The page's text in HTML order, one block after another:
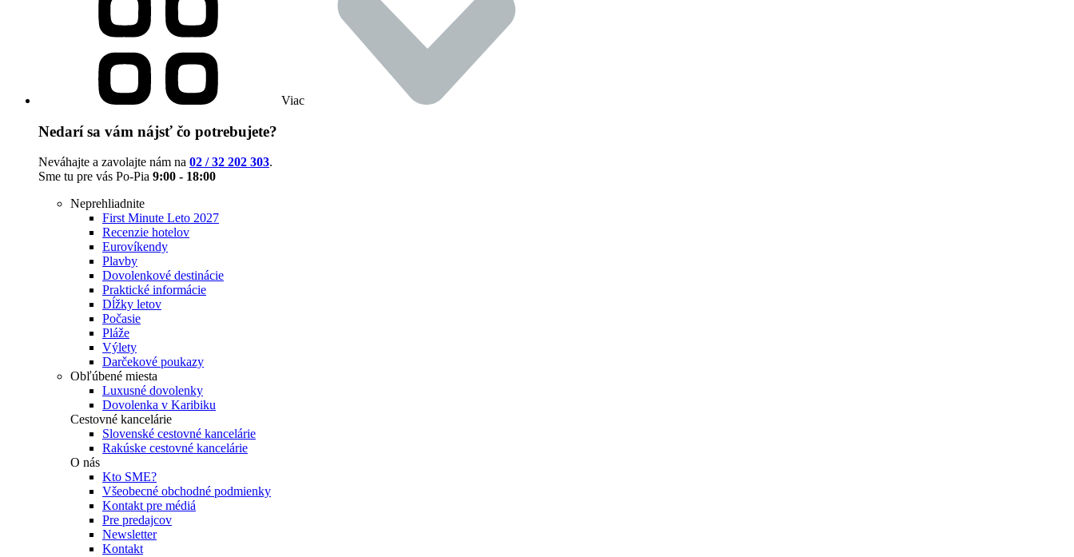
Viac
Nedarí sa vám nájsť čo potrebujete?
Neváhajte a zavolajte nám na 02 / 32 202 303.
Sme tu pre vás Po-Pia 9:00 - 18:00
Neprehliadnite
First Minute Leto 2027
Recenzie hotelov
Eurovíkendy
Plavby
Dovolenkové destinácie
Praktické informácie
Dĺžky letov
Počasie
Pláže
Výlety
Darčekové poukazy
Obľúbené miesta
Luxusné dovolenky
Dovolenka v Karibiku
Cestovné kancelárie
Slovenské cestovné kancelárie
Rakúske cestovné kancelárie
O nás
Kto SME?
Všeobecné obchodné podmienky
Kontakt pre médiá
Pre predajcov
Newsletter
Kontakt